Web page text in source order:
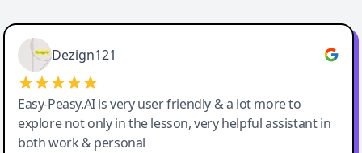
Easy-Peasy AI
Dezign121
Easy-Peasy.AI is very user friendly & a lot more to
explore not only in the lesson, very helpful assistant in
both work & personal